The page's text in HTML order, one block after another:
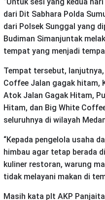
dari Dit Sabhara Polda
dari Polsek Sunggal yang
Budiman Simanjuntak
tempat yang menjadi
Tempat tersebut,
Coffee Jalan gagak hitam,
Atok Jalan Gagak Hitam,
Hitam, dan Big White
seluruhnya di wilayah
“Kepada pengelola usaha
himbau agar tetap berada
kuliner restoran, warung
tidak melayani makan di
Masih kata plt AKP